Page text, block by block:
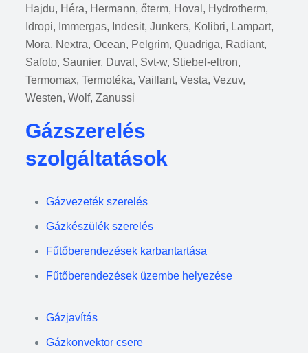
Hajdu, Héra, Hermann, őterm, Hoval, Hydrotherm,
Idropi, Immergas, Indesit, Junkers, Kolibri, Lampart,
Mora, Nextra, Ocean, Pelgrim, Quadriga, Radiant,
Safoto, Saunier, Duval, Svt-w, Stiebel-eltron,
Termomax, Termotéka, Vaillant, Vesta, Vezuv,
Westen, Wolf, Zanussi
Gázszerelés
szolgáltatások
Gázvezeték szerelés
Gázkészülék szerelés
Fűtőberendezések karbantartása
Fűtőberendezések üzembe helyezése
Gázjavítás
Gázkonvektor csere